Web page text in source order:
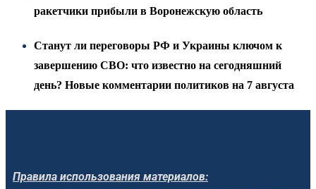
ракетчики прибыли в Воронежскую область
Станут ли переговоры РФ и Украины ключом к
завершению СВО: что известно на сегодняшний
день? Новые комментарии политиков на 7 августа
Правила использования материалов: